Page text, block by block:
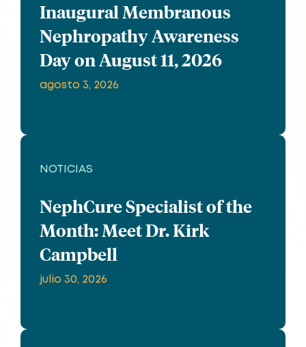
Inaugural Membranous
Nephropathy Awareness
Day on August 11, 2026
agosto 3, 2026
NOTICIAS
NephCure Specialist of the
Month: Meet Dr. Kirk
Campbell
julio 30, 2026